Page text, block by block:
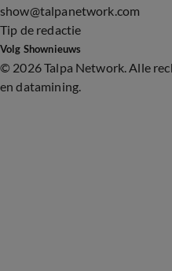
show@talpanetwork.com
Tip de redactie
Volg Shownieuws
© 2026 Talpa Network. Alle
en datamining.